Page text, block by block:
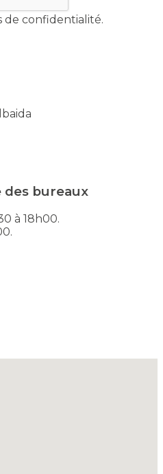
de confidentialité.
des bureaux
à 18h00.